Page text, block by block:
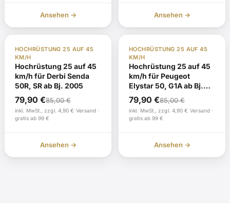
Ansehen → Ansehen →
HOCHRÜSTUNG 25 AUF 45
KM/H
Hochrüstung 25 auf 45
km/h für Derbi Senda
50R, SR ab Bj. 2005
85,00€
Ursprünglicher
Preis
war:
79,90 €
Aktueller
Preis
ist:
inkl. MwSt., zzgl. 4,90 € Versand ·
gratis ab 99 €
Ansehen →
HOCHRÜSTUNG 25 AUF 45
KM/H
Hochrüstung 25 auf 45
km/h für Peugeot
Elystar 50, G1A ab Bj.
2009
85,00€
Ursprünglicher
Preis
war:
79,90 €
Aktueller
Preis
ist:
inkl. MwSt., zzgl. 4,90 € Versand ·
gratis ab 99 €
Ansehen →